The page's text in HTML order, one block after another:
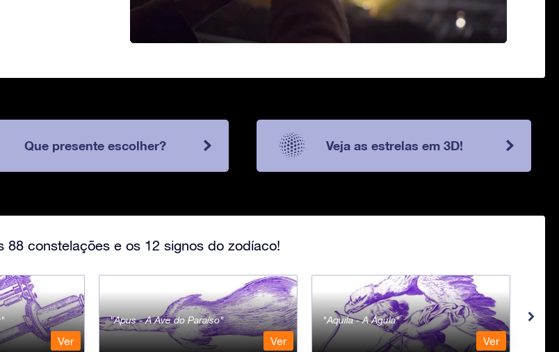
Que presente escolher? Veja as estrelas em 3D!
constelações e os 12 signos do zodíaco!
Ver
Apus - A Ave do Paraíso
Ver
Aquila - A Águia
Ver